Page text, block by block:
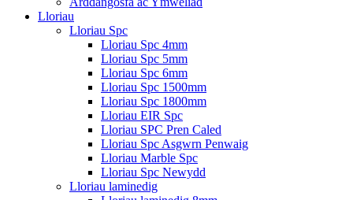
Lloriau
Lloriau Spc
Lloriau Spc 4mm
Lloriau Spc 5mm
Lloriau Spc 6mm
Lloriau Spc 1500mm
Lloriau Spc 1800mm
Lloriau EIR Spc
Lloriau SPC Pren Caled
Lloriau Spc Asgwrn Penwaig
Lloriau Marble Spc
Lloriau Spc Newydd
Lloriau laminedig